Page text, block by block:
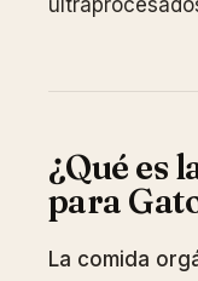
¿Qué es
para
La comida